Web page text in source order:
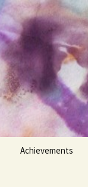
Achievements